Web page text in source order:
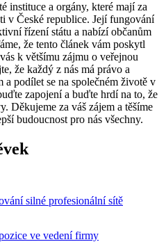
instituce a orgány, které mají za
v České republice. Její fungování
řízení státu a nabízí občanům
že tento článek vám poskytl
k většímu zájmu o veřejnou
že každý z nás má právo a
podílet se na společném životě v
zapojení a buďte hrdí na to, že
Děkujeme za váš zájem a těšíme
budoucnost pro nás všechny.
silné profesionální sítě
ve vedení firmy